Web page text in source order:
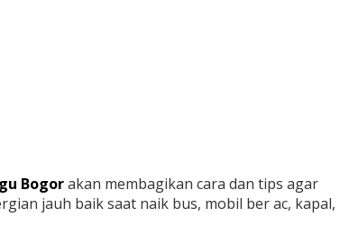
Bogorakan membagikan cara dan tips agar
jauh baik saat naik bus, mobil ber ac, kapal,